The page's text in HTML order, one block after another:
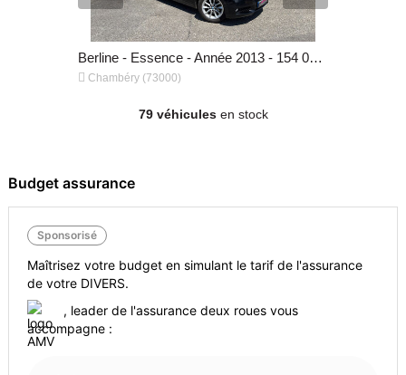
Berline - Essence - Année 2013 - 154 000 km, 11 490 €
 Chambéry (73000)
79 véhiculesen stock
Budget assurance
Sponsorisé
Maîtrisez votre budget en simulant le tarif de l'assurance
de votre DIVERS.
, leader de l'assurance deux roues vous
accompagne :